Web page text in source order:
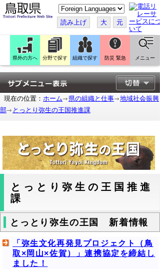
こ
の
ペ
ー
ジ
翻
訳
す
る
読み上げ 大 元
県外の方へ 分野で探す 組織で探す 防災 緊急 メニュー
現在の位置： ホーム 県の組織と仕事
地域社会振興
部
とっとり弥生の王国推進課
とっとり弥生の王国推進
課
とっとり弥生の王国 新着情報
「弥生文化再発見プロジェクト（鳥
取×岡山×佐賀）」連携協定を締結し
ました！